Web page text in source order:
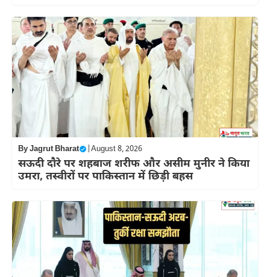
ByJagrut Bharat August 8, 2026
सऊदी दौरे पर शहबाज शरीफ और असीम मुनीर ने किया
उमरा, तस्वीरों पर पाकिस्तान में छिड़ी बहस